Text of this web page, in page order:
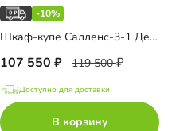
-10%
Шкаф-купе Салленс-3-1 Декор 2
107 550 119 500
Доступно для доставки
В корзину